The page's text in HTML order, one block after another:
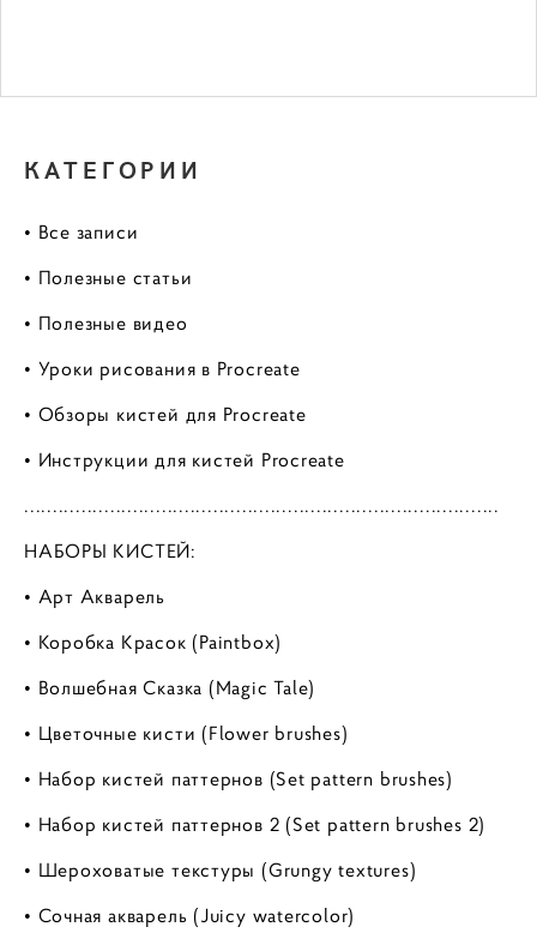
КАТЕГОРИИ
• Все записи
• Полезные статьи
• Полезные видео
• Уроки рисования в Procreate
• Обзоры кистей для Procreate
• Инструкции для кистей Procreate
...................................................................................
НАБОРЫ КИСТЕЙ:
• Арт Акварель
• Коробка Красок (Paintbox)
• Волшебная Сказка (Magic Tale)
• Цветочные кисти (Flower brushes)
• Набор кистей паттернов (Set pattern brushes)
• Набор кистей паттернов 2 (Set pattern brushes 2)
• Шероховатые текстуры (Grungy textures)
• Сочная акварель (Juicy watercolor)